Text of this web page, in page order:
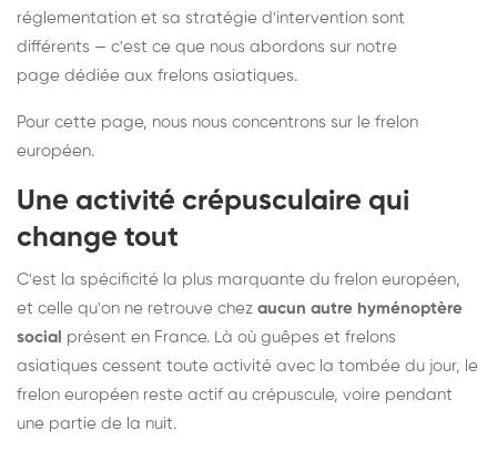
réglementation et sa stratégie d'intervention sont
différents — c'est ce que nous abordons sur notre
page dédiée aux frelons asiatiques.
Pour cette page, nous nous concentrons sur le frelon
européen.
Une activité crépusculaire qui
change tout
C'est la spécificité la plus marquante du frelon européen,
et celle qu'on ne retrouve chez aucun autre hyménoptère
social présent en France. Là où guêpes et frelons
asiatiques cessent toute activité avec la tombée du jour, le
frelon européen reste actif au crépuscule, voire pendant
une partie de la nuit.